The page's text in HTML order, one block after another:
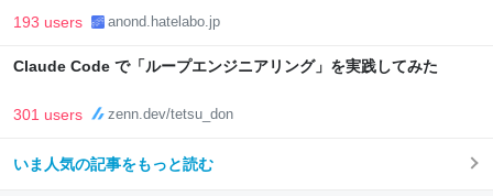
193 users anond.hatelabo.jp
Claude Code で「ループエンジニアリング」を実践してみた
301 users zenn.dev/tetsu_don
いま人気の記事をもっと読む